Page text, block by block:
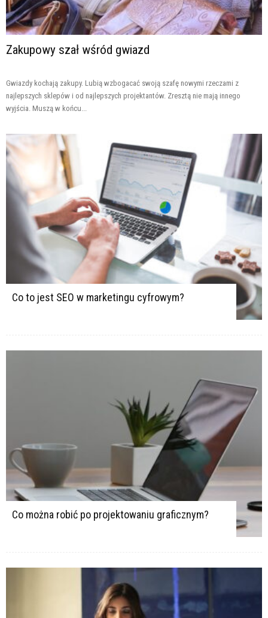
Zakupowy szał wśród gwiazd
Gwiazdy kochają zakupy. Lubią wzbogacać swoją szafę nowymi rzeczami z
najlepszych sklepów i od najlepszych projektantów. Zresztą nie mają innego
wyjścia. Muszą w końcu...
Co to jest SEO w marketingu cyfrowym?
Co można robić po projektowaniu graficznym?